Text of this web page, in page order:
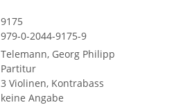
9175
979-0-2044-9175-9
Telemann, Georg Philipp
Partitur
3 Violinen, Kontrabass
keine Angabe